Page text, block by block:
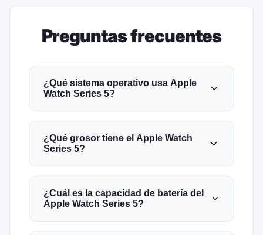
Preguntas frecuentes
¿Qué sistema operativo usa Apple
Watch Series 5?
¿Qué grosor tiene el Apple Watch
Series 5?
¿Cuál es la capacidad de batería del
Apple Watch Series 5?